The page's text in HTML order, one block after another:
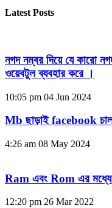
Latest Posts
নগদ নম্বর দিয়ে যে কারো
ওয়েবটুল ব্যবহার করে ।
10:05 pm 04 Jun 2024
Mb ছাড়াই facebook
4:26 am 08 May 2024
Ram এবং Rom এর মধ্যে
12:20 pm 26 Mar 2022